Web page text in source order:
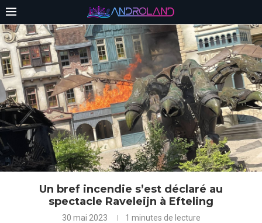
Un bref incendie s’est déclaré au
spectacle Raveleijn à Efteling
30 mai 2023
1 minutes de lecture